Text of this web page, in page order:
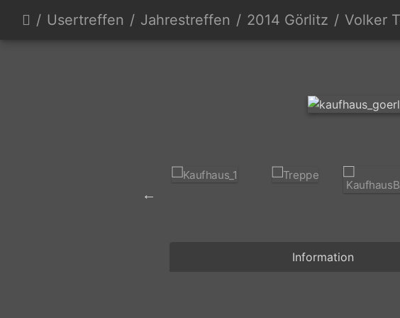
Usertreffen Jahrestreffen 2014 Görlitz Volker
Information